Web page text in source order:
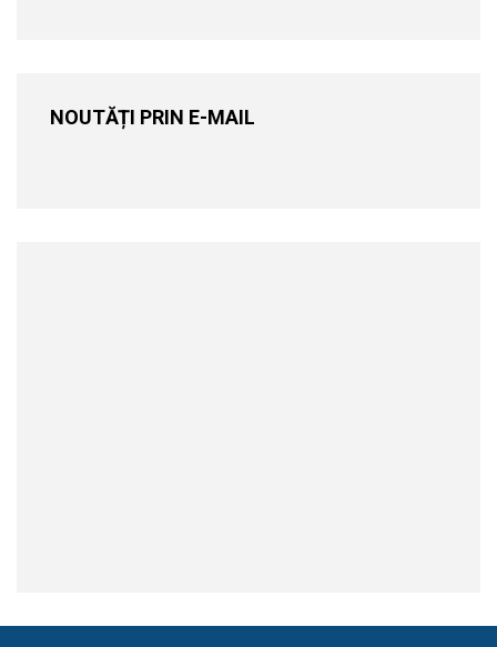
NOUTĂȚI PRIN E-MAIL